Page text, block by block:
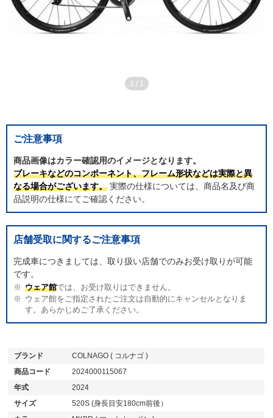
1 / 1
ご注意事項
商品画像はカラー確認用のイメージとなります。
ブレーキなどのコンポーネント、フレーム形状などは実際と異
なる場合がございます。 実際の仕様については、商品名及び商
品説明の仕様にてご確認ください。
店舗受取に関するご注意事項
完成車につきましては、取り扱い店舗でのみお受け取りが可能
です。
ウェア館では、お受け取りはできません。
ウェア館をご指定されたご注文は自動的にキャンセルとなりま
す。あらかじめご了承ください。
ブランド
COLNAGO ( コルナゴ )
商品コード
2024000115067
年式
2024
サイズ
520S (身長目安180cm前後）